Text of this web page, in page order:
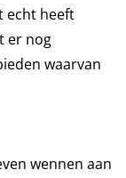
echt heeft
er nog
waarvan
wennen aan